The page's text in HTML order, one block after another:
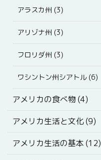
アラスカ州 (3)
アリゾナ州 (3)
フロリダ州 (3)
ワシントン州シアトル (6)
アメリカの食べ物 (4)
アメリカ生活と文化 (9)
アメリカ生活の基本 (12)